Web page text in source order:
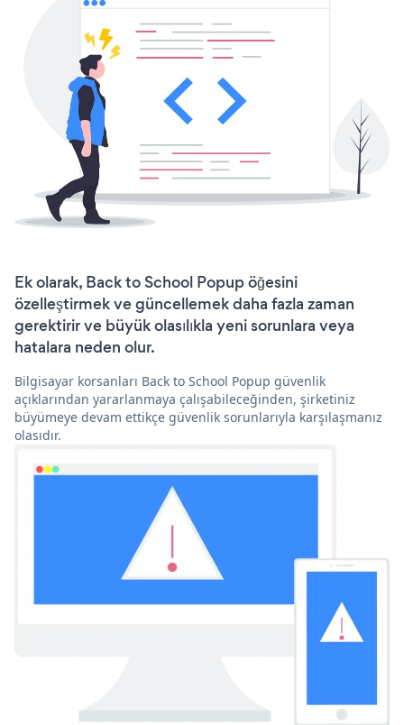
Ek olarak, Back to School Popup öğesini
özelleştirmek ve güncellemek daha fazla zaman
gerektirir ve büyük olasılıkla yeni sorunlara veya
hatalara neden olur.
Bilgisayar korsanları Back to School Popup güvenlik
açıklarından yararlanmaya çalışabileceğinden, şirketiniz
büyümeye devam ettikçe güvenlik sorunlarıyla karşılaşmanız
olasıdır.